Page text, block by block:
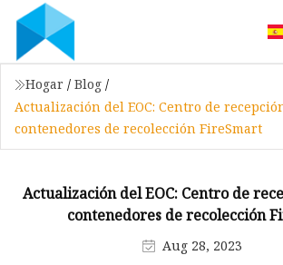
Hogar / Blog /
Actualización del EOC: Centro de
contenedores de recolección FireSmart
Actualización del EOC: Centro de
contenedores de recolección
Aug 28, 2023